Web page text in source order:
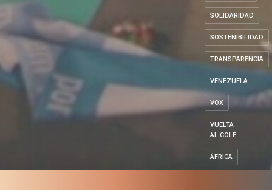
SOLIDARIDAD
SOSTENIBILIDAD
TRANSPARENCIA
VENEZUELA
VOX
VUELTA
AL COLE
ÁFRICA